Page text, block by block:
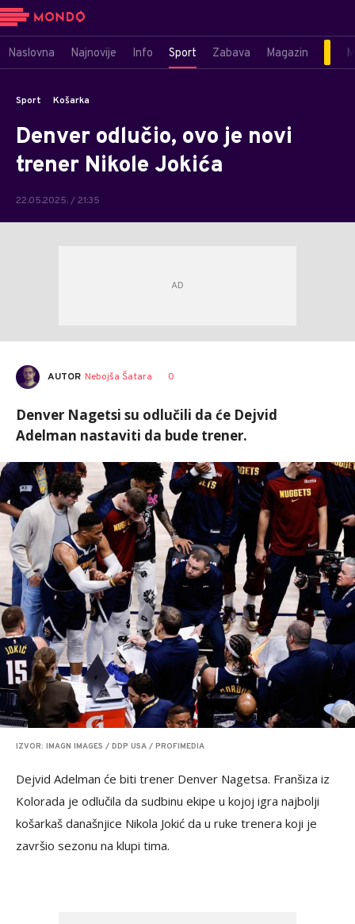
Naslovna Najnovije Info Sport Zabava Magazin
Sport Košarka
Denver odlučio, ovo je novi
trener Nikole Jokića
22.05.2025. / 21:35
AUTOR Nebojša Šatara 0
Denver Nagetsi su odlučili da će Dejvid
Adelman nastaviti da bude trener.
IZVOR: IMAGN IMAGES / DDP USA / PROFIMEDIA
Dejvid Adelman će biti trener Denver Nagetsa. Franšiza iz
Kolorada je odlučila da sudbinu ekipe u kojoj igra najbolji
košarkaš današnjice Nikola Jokić da u ruke trenera koji je
završio sezonu na klupi tima.